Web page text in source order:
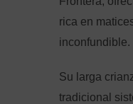
rica en
inconfundible.
Su larga
tradicional